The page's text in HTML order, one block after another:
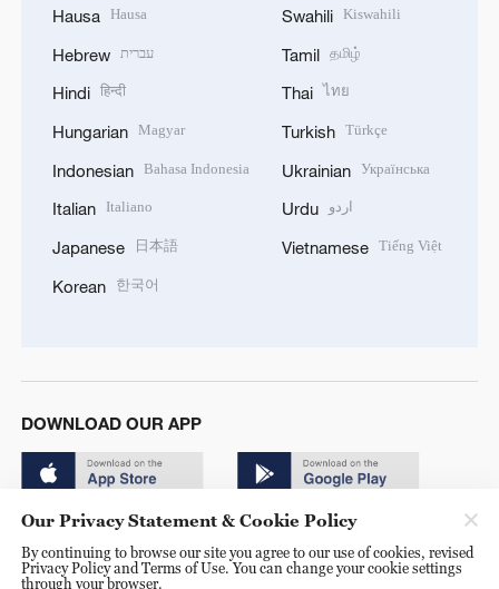
Hausa Hausa
Hebrew עברית
Hindi हिन्दी
Hungarian Magyar
Indonesian Bahasa Indonesia
Italian Italiano
Japanese 日本語
Korean 한국어
Swahili Kiswahili
Tamil தமிழ்
Thai ไทย
Turkish Türkçe
Ukrainian Українська
Urdu اردو
Vietnamese Tiếng Việt
DOWNLOAD OUR APP
Our Privacy Statement & Cookie Policy
By continuing to browse our site you agree to our use of cookies, revised
Privacy Policy and Terms of Use. You can change your cookie settings
through your browser.